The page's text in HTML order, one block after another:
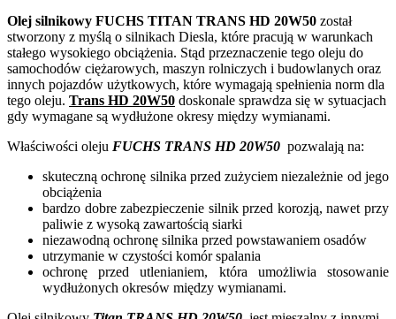
Olej silnikowy FUCHS TITAN TRANS HD 20W50 został
stworzony z myślą o silnikach Diesla, które pracują w warunkach
stałego wysokiego obciążenia. Stąd przeznaczenie tego oleju do
samochodów ciężarowych, maszyn rolniczych i budowlanych oraz
innych pojazdów użytkowych, które wymagają spełnienia norm dla
tego oleju. Trans HD 20W50 doskonale sprawdza się w sytuacjach
gdy wymagane są wydłużone okresy między wymianami.
Właściwości oleju FUCHS TRANS HD 20W50 pozwalają na:
skuteczną ochronę silnika przed zużyciem niezależnie od jego
obciążenia
bardzo dobre zabezpieczenie silnik przed korozją, nawet przy
paliwie z wysoką zawartością siarki
niezawodną ochronę silnika przed powstawaniem osadów
utrzymanie w czystości komór spalania
ochronę przed utlenianiem, która umożliwia stosowanie
wydłużonych okresów między wymianami.